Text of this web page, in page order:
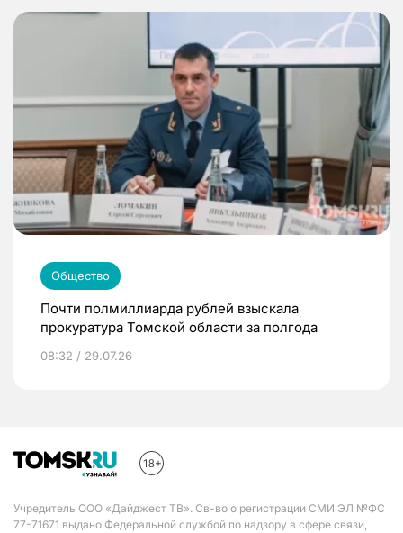
Общество
Почти полмиллиарда рублей взыскала
прокуратура Томской области за полгода
08:32 / 29.07.26
Учредитель ООО «Дайджест ТВ». Св-во о регистрации СМИ ЭЛ №ФС
77-71671 выдано Федеральной службой по надзору в сфере связи,